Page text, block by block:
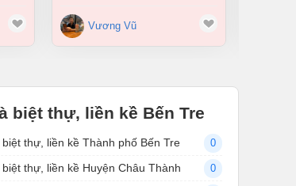
Vương Vũ
biệt thự, liền kề Bến Tre
biệt thự, liền kề Thành phố Bến Tre 0
biệt thự, liền kề Huyện Châu Thành 0